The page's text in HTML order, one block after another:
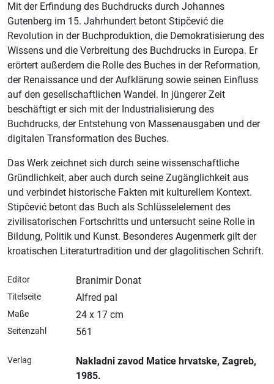
Mit der Erfindung des Buchdrucks durch Johannes
Gutenberg im 15. Jahrhundert betont Stipčević die
Revolution in der Buchproduktion, die Demokratisierung des
Wissens und die Verbreitung des Buchdrucks in Europa. Er
erörtert außerdem die Rolle des Buches in der Reformation,
der Renaissance und der Aufklärung sowie seinen Einfluss
auf den gesellschaftlichen Wandel. In jüngerer Zeit
beschäftigt er sich mit der Industrialisierung des
Buchdrucks, der Entstehung von Massenausgaben und der
digitalen Transformation des Buches.
Das Werk zeichnet sich durch seine wissenschaftliche
Gründlichkeit, aber auch durch seine Zugänglichkeit aus
und verbindet historische Fakten mit kulturellem Kontext.
Stipčević betont das Buch als Schlüsselelement des
zivilisatorischen Fortschritts und untersucht seine Rolle in
Bildung, Politik und Kunst. Besonderes Augenmerk gilt der
kroatischen Literaturtradition und der glagolitischen Schrift.
Editor Branimir Donat
Titelseite Alfred pal
Maße 24 x 17 cm
Seitenzahl 561
Verlag Nakladni zavod Matice hrvatske, Zagreb,
1985.